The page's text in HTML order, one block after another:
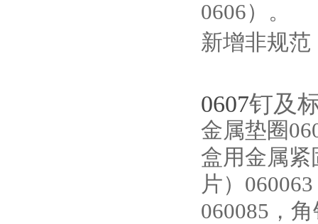
0606）。
新增非规范
0607钉及
金属垫圈
盒用金属紧
片）
060085，